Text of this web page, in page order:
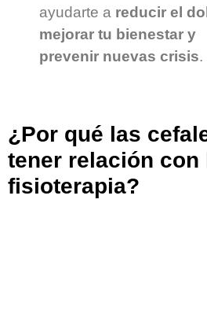
ayudarte a reducir el
mejorar tu bienestar y
prevenir nuevas crisis.
¿Por qué las
tener relación con
fisioterapia?